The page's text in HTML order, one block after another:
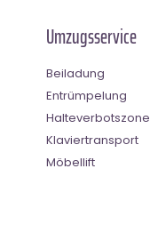
Umzugsservice
Beiladung
Entrümpelung
Halteverbotszone
Klaviertransport
Möbellift